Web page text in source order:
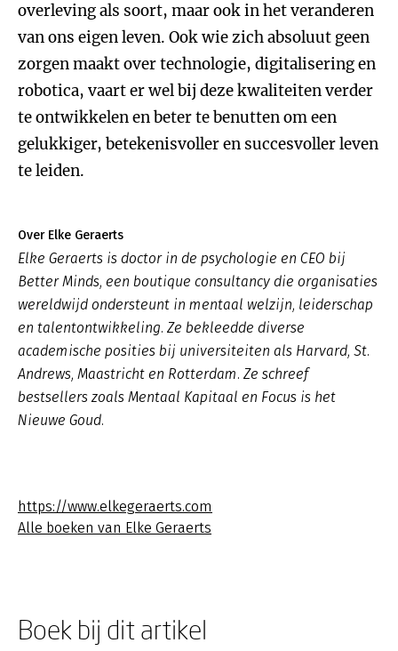
overleving als soort, maar ook in het veranderen
van ons eigen leven. Ook wie zich absoluut geen
zorgen maakt over technologie, digitalisering en
robotica, vaart er wel bij deze kwaliteiten verder
te ontwikkelen en beter te benutten om een
gelukkiger, betekenisvoller en succesvoller leven
te leiden.
Over Elke Geraerts
Elke Geraerts is doctor in de psychologie en CEO bij
Better Minds, een boutique consultancy die organisaties
wereldwijd ondersteunt in mentaal welzijn, leiderschap
en talentontwikkeling. Ze bekleedde diverse
academische posities bij universiteiten als Harvard, St.
Andrews, Maastricht en Rotterdam. Ze schreef
bestsellers zoals Mentaal Kapitaal en Focus is het
Nieuwe Goud.
https://www.elkegeraerts.com
Alle boeken van Elke Geraerts
Boek bij dit artikel